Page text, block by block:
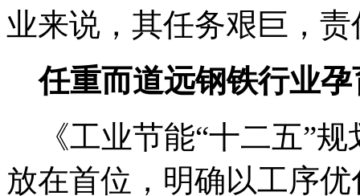
业来说，其任务艰巨，
任重而道远钢铁行业孕
《工业节能“十二五”规
放在首位，明确以工序